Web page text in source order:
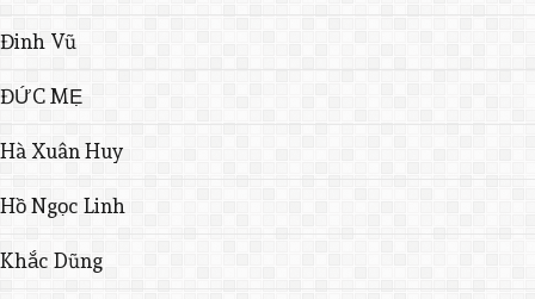
Đinh Vũ
ĐỨC MẸ
Hà Xuân Huy
Hồ Ngọc Linh
Khắc Dũng